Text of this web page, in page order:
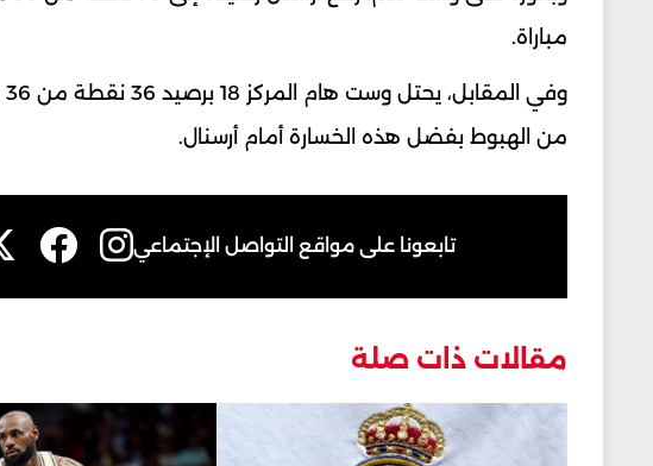
مباراة.
من الهبوط بفضل هذه الخسارة أمام أرسنال.
تابعونا على مواقع التواصل الإجتماعي
مقالات ذات صلة